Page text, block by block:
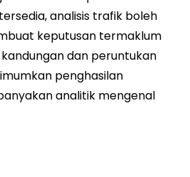
analisis trafik boleh
keputusan termaklum
dan peruntukan
penghasilan
analitik mengenal